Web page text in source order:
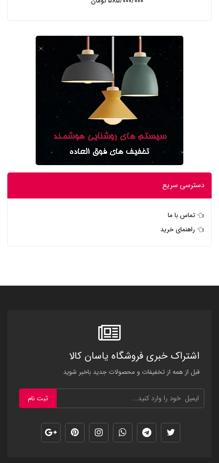
دسترسی سریع
تماس با ما
راهنمای خرید
اشتراک خبری فروشگاه یاسان کالا
قبل از همه از تخفیفات و محصولات جدید باخبر شوید
ثبت نام